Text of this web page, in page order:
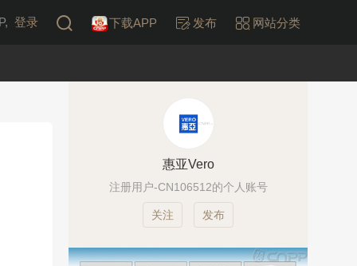
登录 下载APP 发布 网站分类
惠亚Vero
注册用户-CN106512的个人账号
发布